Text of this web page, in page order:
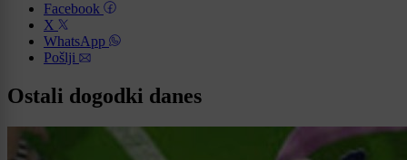
Facebook
X
WhatsApp
Pošlji
Ostali dogodki danes